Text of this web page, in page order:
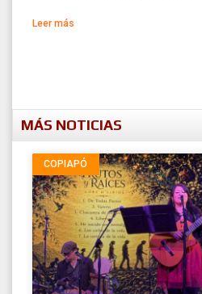
Leer más
MÁS NOTICIAS
COPIAPÓ